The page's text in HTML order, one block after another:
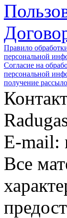
Правило
персональной
Согласие на
персональной
получение
E-mail:
Все